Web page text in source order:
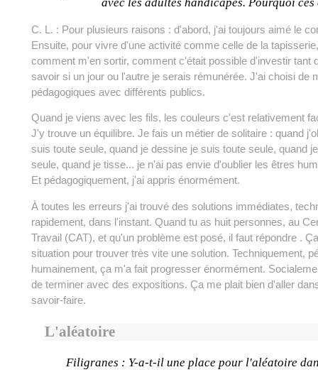
avec les adultes handicapés. Pourquoi ces
C. L. : Pour plusieurs raisons : d'abord, j'ai toujours aimé le
Ensuite, pour vivre d'une activité comme celle de la
comment m'en sortir, comment c'était possible d'investir tant
savoir si un jour ou l'autre je serais rémunérée. J'ai choisi de
pédagogiques avec différents publics.
Quand je viens avec les fils, les couleurs c'est relativement
J'y trouve un équilibre. Je fais un métier de solitaire : quand
suis toute seule, quand je dessine je suis toute seule, quand
seule, quand je tisse... je n'ai pas envie d'oublier les êtres
Et pédagogiquement, j'ai appris énormément.
À toutes les erreurs j'ai trouvé des solutions immédiates,
rapidement, dans l'instant. Quand tu as huit personnes, au
Travail (CAT), et qu'un problème est posé, il faut répondre .
situation pour trouver très vite une solution. Techniquement,
humainement, ça m'a fait progresser énormément.
de terminer avec des expositions. Ça me plait bien d'aller
savoir-faire.
L'aléatoire
Filigranes : Y-a-t-il une place pour l'aléatoire